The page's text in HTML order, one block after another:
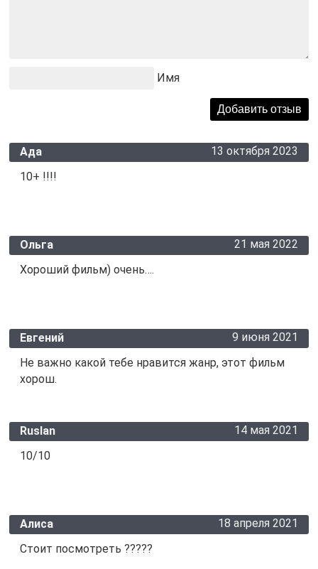
Имя
Ада
13 октября 2023
10+ !!!!
Ольга
21 мая 2022
Хороший фильм) очень….
Евгений
9 июня 2021
Не важно какой тебе нравится жанр, этот фильм
хорош.
Ruslan
14 мая 2021
10/10
Алиса
18 апреля 2021
Стоит посмотреть ?????